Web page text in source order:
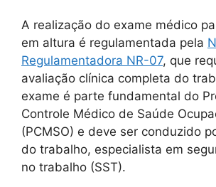
A realização do exame médico
em altura é regulamentada pela
Regulamentadora NR-07, que
avaliação clínica completa do
exame é parte fundamental do
Controle Médico de Saúde
(PCMSO) e deve ser conduzido
do trabalho, especialista em
no trabalho (SST).